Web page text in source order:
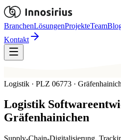
BranchenLösungenProjekteTeam
Kontakt
Logistik · PLZ 06773 ·
Logistik
Gräfenhainichen